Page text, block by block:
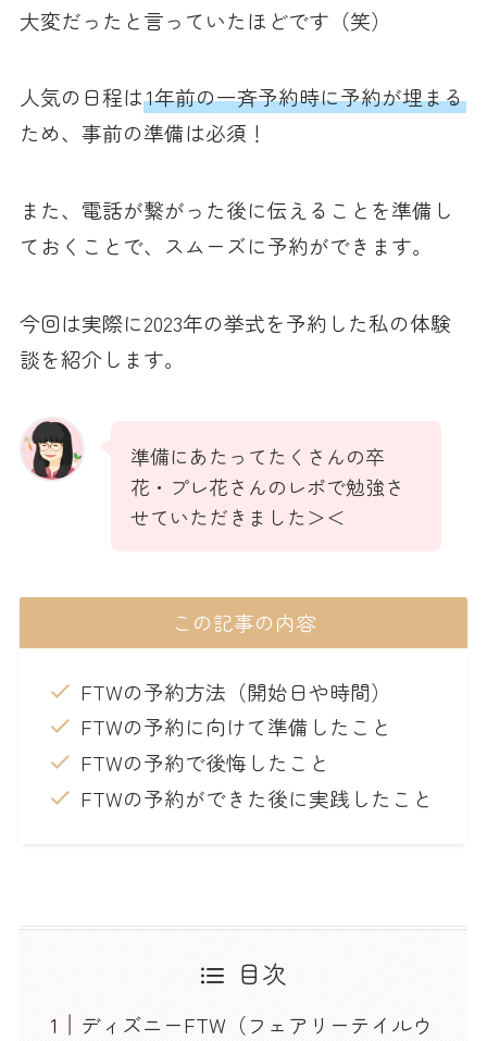
大変だったと言っていたほどです（笑）
人気の日程は1年前の一斉予約時に予約が埋まる
ため、事前の準備は必須！
また、電話が繋がった後に伝えることを準備し
ておくことで、スムーズに予約ができます。
今回は実際に2023年の挙式を予約した私の体験
談を紹介します。
準備にあたってたくさんの卒
花・プレ花さんのレポで勉強さ
せていただきました＞＜
この記事の内容
FTWの予約方法（開始日や時間）
FTWの予約に向けて準備したこと
FTWの予約で後悔したこと
FTWの予約ができた後に実践したこと
目次
ディズニーFTW（フェアリーテイルウ